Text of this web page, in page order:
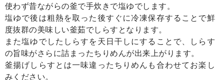
使わず昔ながらの釜で手炊きで塩ゆでします。
塩ゆで後は粗熱を取った後すぐに冷凍保存することで鮮
度抜群の美味しい釜茹でしらすとなります。
また塩ゆでしたしらすを天日干しにすることで、しらす
の旨味がさらに詰まったちりめんが出来上がります。
釜揚げしらすとは一味違ったちりめんも合わせてお楽し
みください。